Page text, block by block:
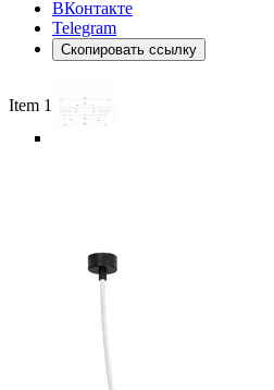
ВКонтакте
Telegram
Скопировать ссылку
Item 1 of 6